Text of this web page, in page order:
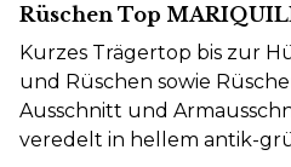
Rüschen Top
Kurzes Trägertop bis zur
und Rüschen sowie
Ausschnitt und
veredelt in hellem antik-